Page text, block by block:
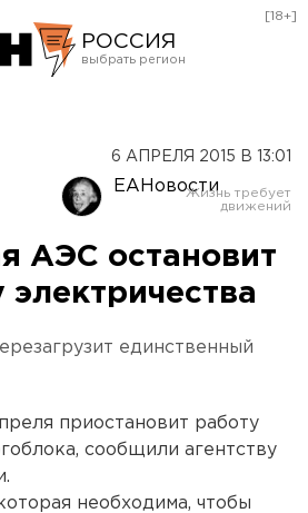
РОССИЯ
Оренбург
[18+]
6 АПРЕЛЯ 2015 В 13:01
ЕАНовости
АЭС остановит
единственный
приостановит работу
сообщили агентству
необходима, чтобы